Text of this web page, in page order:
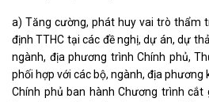
a) Tăng cường, phát huy vai trò thẩm
định TTHC tại các đề nghị, dự án, dự
ngành, địa phương trình Chính phủ,
phối hợp với các bộ, ngành, địa
Chính phủ ban hành Chương trình